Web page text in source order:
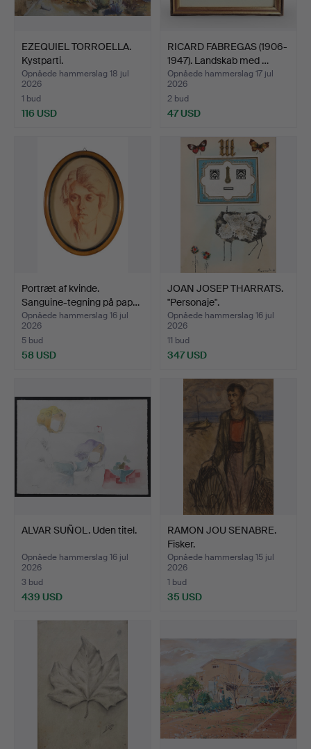
EZEQUIEL TORROELLA.
Kystparti.
Opnåede hammerslag 18 jul
2026
1 bud
116 USD
RICARD FABREGAS (1906-
1947). Landskab med …
Opnåede hammerslag 17 jul
2026
2 bud
47 USD
Portræt af kvinde.
Sanguine-tegning på pap…
Opnåede hammerslag 16 jul
2026
5 bud
58 USD
JOAN JOSEP THARRATS.
"Personaje".
Opnåede hammerslag 16 jul
2026
11 bud
347 USD
ALVAR SUÑOL. Uden titel.
Opnåede hammerslag 16 jul
2026
3 bud
439 USD
RAMON JOU SENABRE.
Fisker.
Opnåede hammerslag 15 jul
2026
1 bud
35 USD